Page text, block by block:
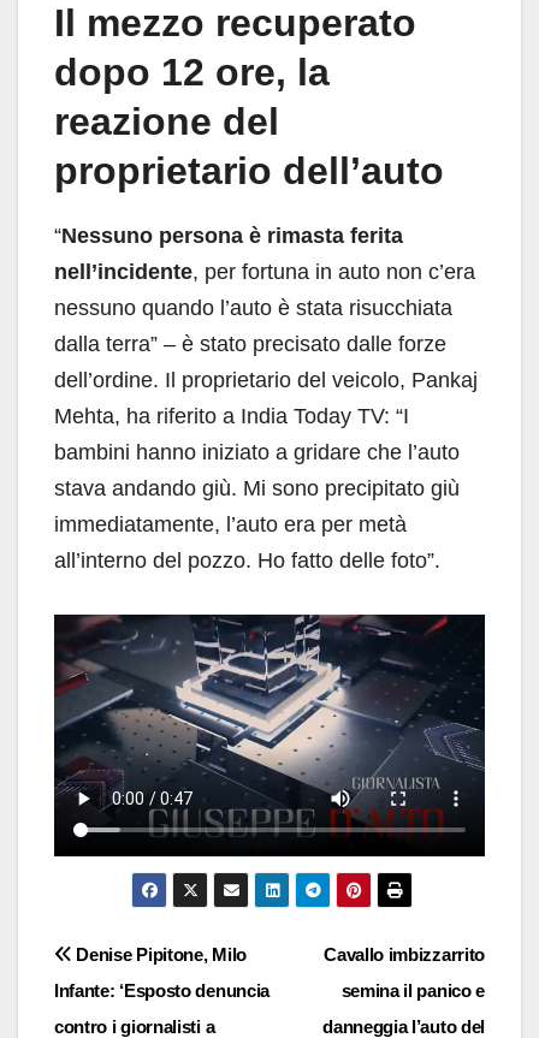
Il mezzo recuperato
dopo 12 ore, la
reazione del
proprietario dell’auto
“Nessuno persona è rimasta ferita
nell’incidente, per fortuna in auto non c’era
nessuno quando l’auto è stata risucchiata
dalla terra” – è stato precisato dalle forze
dell’ordine. Il proprietario del veicolo, Pankaj
Mehta, ha riferito a India Today TV: “I
bambini hanno iniziato a gridare che l’auto
stava andando giù. Mi sono precipitato giù
immediatamente, l’auto era per metà
all’interno del pozzo. Ho fatto delle foto”.
Navigazione
articoli
Cavallo imbizzarrito
semina il panico e
danneggia l’auto del
Denise Pipitone, Milo
Infante: ‘Esposto denuncia
contro i giornalisti a